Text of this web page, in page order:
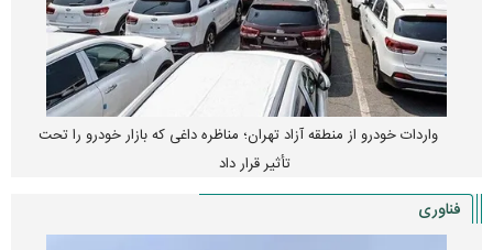
واردات خودرو از منطقه آزاد تهران؛ مناظره داغی که بازار خودرو را تحت
تأثیر قرار داد
فناوری